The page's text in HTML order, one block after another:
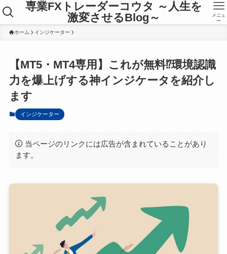
専業FXトレーダーコウタ ～人生を
激変させるBlog～
メニュ
ー
ホーム インジケーター
【MT5・MT4専用】これが無料⁉環境認識
力を爆上げする神インジケータを紹介し
ます
インジケーター
当ページのリンクには広告が含まれていることがあり
ます。